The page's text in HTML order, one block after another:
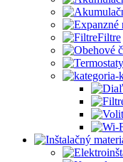
Filtre